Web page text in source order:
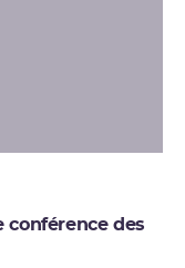
conférence des